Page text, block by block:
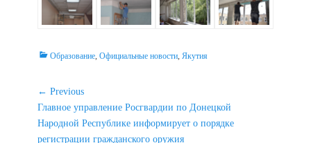
Categories
Образование Официальные новости Якутия
Навигация
по
записям
← Previous
Previous
post:
Главное управление Росгвардии по Донецкой
Народной Республике информирует о порядке
регистрации гражданского оружия